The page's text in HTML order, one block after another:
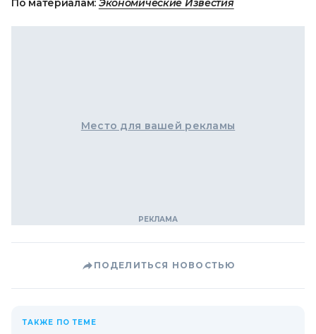
По материалам: Экономические Известия
Место для вашей рекламы
ПОДЕЛИТЬСЯ НОВОСТЬЮ
ТАКЖЕ ПО ТЕМЕ